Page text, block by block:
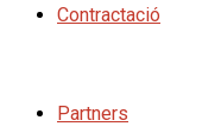
Contractació
Partners